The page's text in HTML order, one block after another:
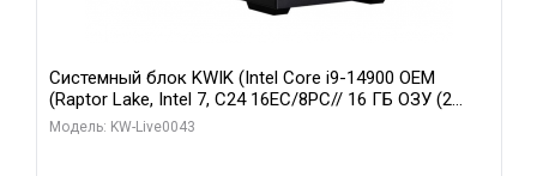
Системный блок KWIK (Intel Core i9-14900 OEM
(Raptor Lake, Intel 7, C24 16EC/8PC// 16 ГБ ОЗУ (2
модуля)/ Palit RTX5070Ti GAMINGPRO-S OC 16GB
Модель: KW-Live0043